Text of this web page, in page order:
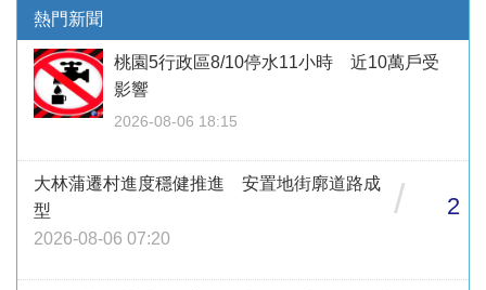
熱門新聞
桃園5行政區8/10停水11小時 近10萬戶受
影響
2026-08-06 18:15
大林蒲遷村進度穩健推進 安置地街廓道路成
型
2026-08-06 07:20
/ 2